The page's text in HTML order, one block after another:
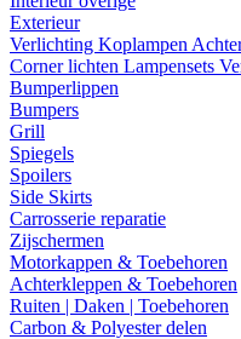
Exterieur
Verlichting Koplampen
Corner lichten Lampensets
Bumperlippen
Bumpers
Grill
Spiegels
Spoilers
Side Skirts
Carrosserie reparatie
Zijschermen
Motorkappen & Toebehoren
Achterkleppen & Toebehoren
Ruiten | Daken | Toebehoren
Carbon & Polyester delen